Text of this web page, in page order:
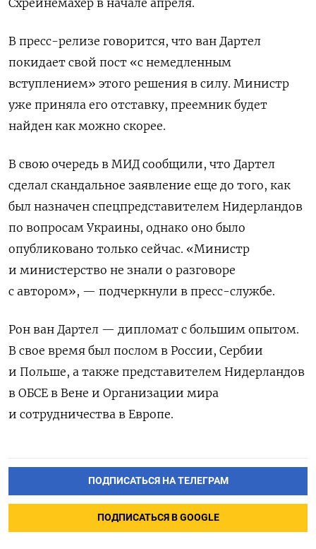
В пресс-релизе говорится, что ван Дартел
покидает свой пост «с немедленным
вступлением» этого решения в силу. Министр
уже приняла его отставку, преемник будет
найден как можно скорее.
В свою очередь в МИД сообщили, что Дартел
сделал скандальное заявление еще до того, как
был назначен спецпредставителем Нидерландов
по вопросам Украины, однако оно было
опубликовано только сейчас. «Министр
и министерство не знали о разговоре
с автором», — подчеркнули в пресс-службе.
Рон ван Дартел — дипломат с большим опытом.
В свое время был послом в России, Сербии
и Польше, а также представителем Нидерландов
в ОБСЕ в Вене и Организации мира
и сотрудничества в Европе.
ПОДПИСАТЬСЯ НА ТЕЛЕГРАМ
ПОДПИСАТЬСЯ В GOOGLE